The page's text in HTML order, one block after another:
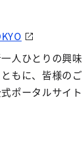
人ひとりの興
もに、皆様の
ポータルサイト